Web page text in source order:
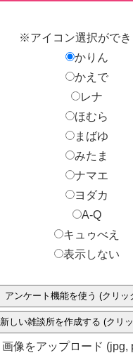
※アイコン選択ができ
かりん
かえで
レナ
ほむら
まばゆ
みたま
ナマエ
ヨダカ
A-Q
キュゥべえ
表示しない
アンケート機能を使う (クリッ
新しい雑談所を作成する (クリ
画像をアップロード (jpg,